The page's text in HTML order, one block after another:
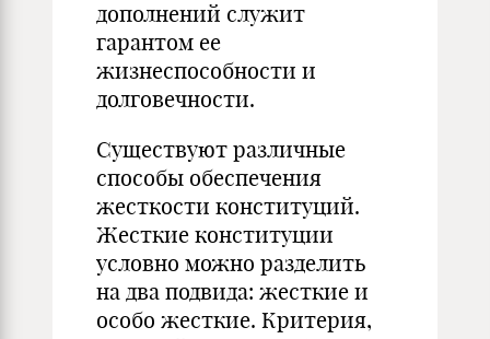
дополнений служит
гарантом ее
жизнеспособности и
долговечности.
Существуют различные
способы обеспечения
жесткости конституций.
Жесткие конституции
условно можно разделить
на два подвида: жесткие и
особо жесткие. Критерия,